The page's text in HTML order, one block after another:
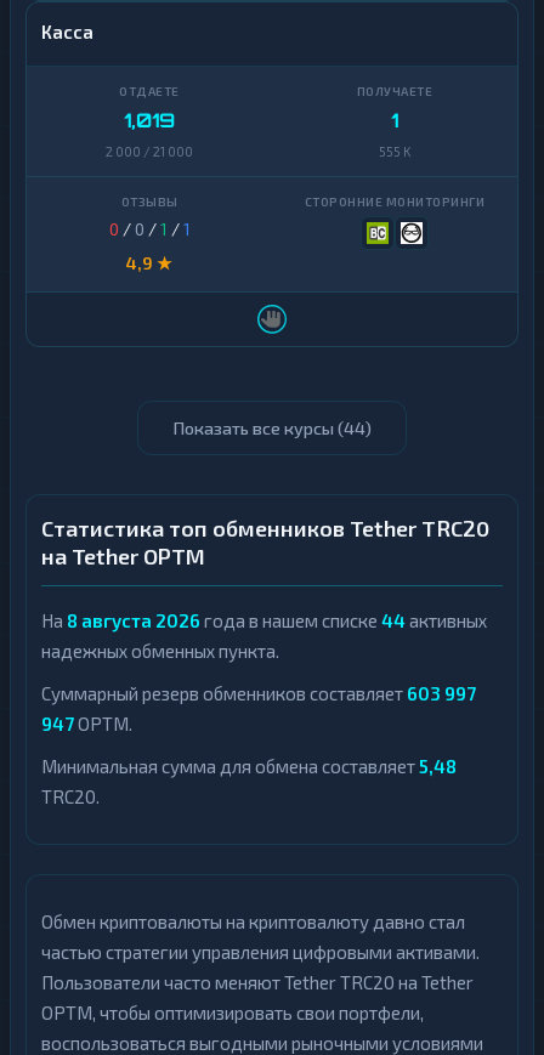
Касса
1,019
2 000 / 21 000
1
555 K
0 / 0 /1 /1
4,9 ★
Показать все курсы (44)
Статистика топ обменников Tether TRC20
на Tether OPTM
На 8 августа 2026 года в нашем списке 44активных
надежных обменных пункта.
Суммарный резерв обменников составляет 603 997
947OPTM.
Минимальная сумма для обмена составляет5,48
TRC20.
Обмен криптовалюты на криптовалюту давно стал
частью стратегии управления цифровыми активами.
Пользователи часто меняют Tether TRC20 на Tether
OPTM, чтобы оптимизировать свои портфели,
воспользоваться выгодными рыночными условиями